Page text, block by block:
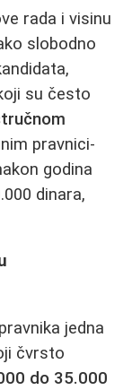
rada i visinu
slobodno
su često
pravnici-
godina
dinara,
jedna
čvrsto
do 35.000